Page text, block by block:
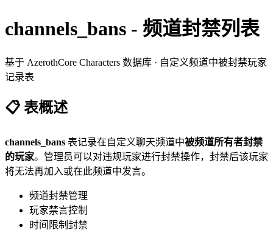
channels_bans - 频道封禁列表
基于 AzerothCore Characters 数据库 · 自定义频道中被封禁玩家
记录表
📋 表概述
channels_bans 表记录在自定义聊天频道中被频道所有者封禁
的玩家。管理员可以对违规玩家进行封禁操作，封禁后该玩家
将无法再加入或在此频道中发言。
频道封禁管理
玩家禁言控制
时间限制封禁